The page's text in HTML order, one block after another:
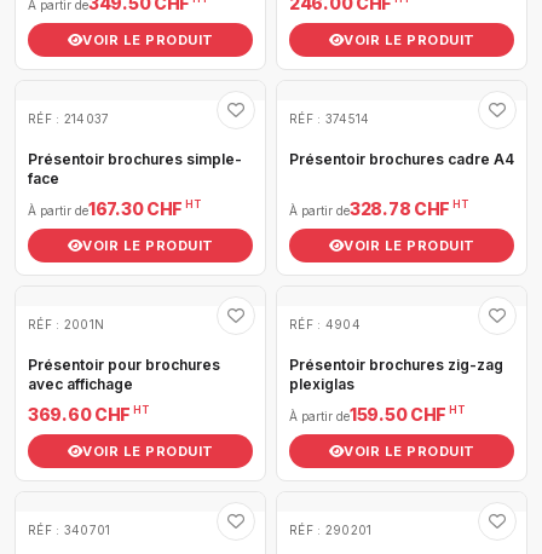
À partir de
VOIR LE PRODUIT VOIR LE PRODUIT
RÉF : 214037
Présentoir brochures simple-
face
À partir de167.30 CHF HT
VOIR LE PRODUIT
RÉF : 374514
Présentoir brochures cadre A4
À partir de328.78 CHF HT
VOIR LE PRODUIT
RÉF : 2001N
Présentoir pour brochures
avec affichage
369.60 CHF HT
VOIR LE PRODUIT
RÉF : 4904
Présentoir brochures zig-zag
plexiglas
À partir de159.50 CHF HT
VOIR LE PRODUIT
RÉF : 340701 RÉF : 290201